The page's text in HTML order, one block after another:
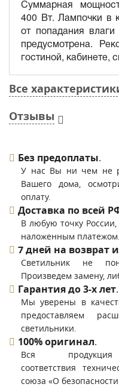
Суммарная
400 Вт. Лампочки в
от попадания
предусмотрена.
гостиной, кабинете,
Все
Отзывы
Без предоплаты.
У нас Вы ни чем не
Вашего дома,
оплату.
Доставка по всей
В любую точку
наложенным платежом.
7 дней на возврат
Светильник не
Произведем замену,
Гарантия до 3-х лет.
Мы уверены в
предоставляем
светильники.
100% оригинал.
Вся
соответствия
союза «О